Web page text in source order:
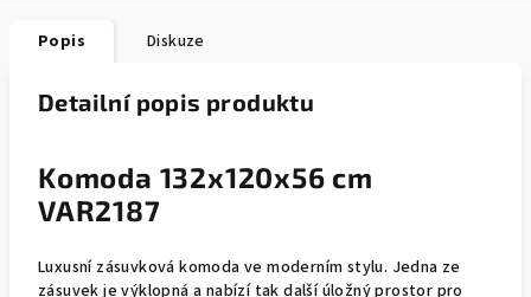
Popis Diskuze
Detailní popis produktu
Komoda 132x120x56 cm
VAR2187
Luxusní zásuvková komoda ve moderním stylu. Jedna ze
zásuvek je výklopná a nabízí tak další úložný prostor pro